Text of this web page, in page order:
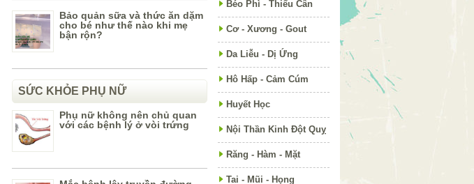
Bảo quản sữa và thức ăn dặm
cho bé như thế nào khi mẹ
bận rộn?
SỨC KHỎE PHỤ NỮ
Phụ nữ không nên chủ quan
với các bệnh lý ở vòi trứng
Béo Phì - Thiếu Cân
Cơ - Xương - Gout
Da Liễu - Dị Ứng
Hô Hấp - Cảm Cúm
Huyết Học
Nội Thần Kinh Đột Quỵ
Răng - Hàm - Mặt
Tai - Mũi - Họng